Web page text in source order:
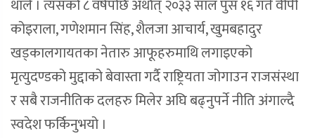
थाले । त्यसको ८ वर्षपछि अर्थात् २०३३ साल पुस १६ गते वीपी
कोइराला, गणेशमान सिंह, शैलजा आचार्य, खुमबहादुर
खड्कालगायतका नेतारु आफूहरुमाथि लगाइएको
मृत्युदण्डको मुद्दाको बेवास्ता गर्दै राष्ट्रियता जोगाउन राजसंस्था
र सबै राजनीतिक दलहरु मिलेर अघि बढ्नुपर्ने नीति अंगाल्दै
स्वदेश फर्किनुभयो ।